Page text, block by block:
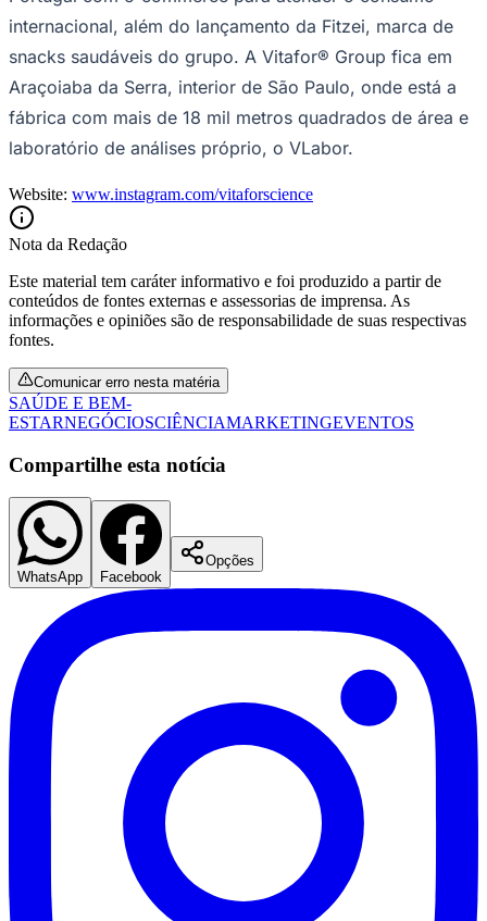
Fluminense
Vasco
internacional, além do lançamento da Fitzei, marca de
snacks saudáveis do grupo. A Vitafor® Group fica em
Araçoiaba da Serra, interior de São Paulo, onde está a
fábrica com mais de 18 mil metros quadrados de área e
laboratório de análises próprio, o VLabor.
Website: www.instagram.com/vitaforscience
Nota da Redação
Este material tem caráter informativo e foi produzido a partir de
conteúdos de fontes externas e assessorias de imprensa. As
informações e opiniões são de responsabilidade de suas respectivas
fontes.
Comunicar erro nesta matéria
SAÚDE E BEM-
ESTARNEGÓCIOSCIÊNCIAMARKETINGEVENTOS
Compartilhe esta notícia
WhatsApp Facebook
Opções